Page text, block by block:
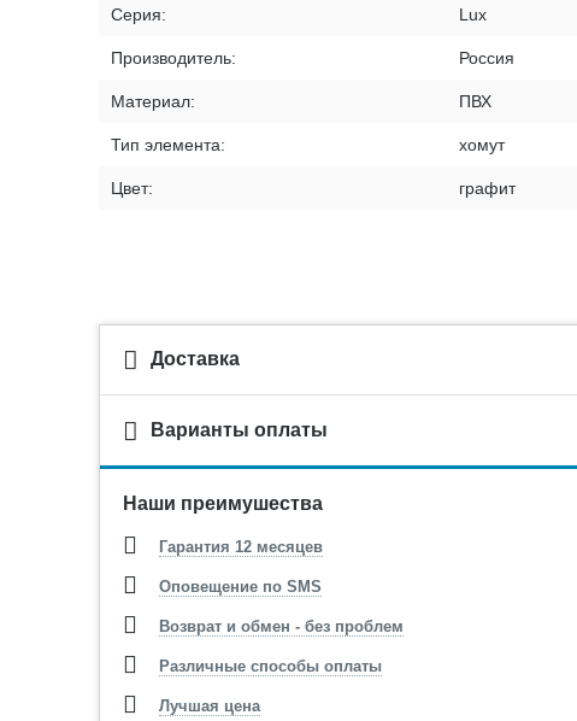
Серия: Lux
Производитель: Россия
Материал: ПВХ
Тип элемента: хомут
Цвет: графит
Доставка
Варианты оплаты
Наши преимушества
Гарантия 12 месяцев
Оповещение по SMS
Возврат и обмен - без проблем
Различные способы оплаты
Лучшая цена